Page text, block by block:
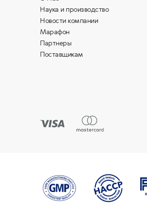
Наука и производство
Новости компании
Марафон
Партнеры
Поставщикам